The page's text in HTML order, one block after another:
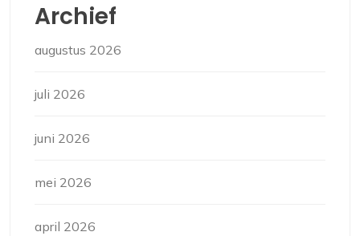
Archief
augustus 2026
juli 2026
juni 2026
mei 2026
april 2026